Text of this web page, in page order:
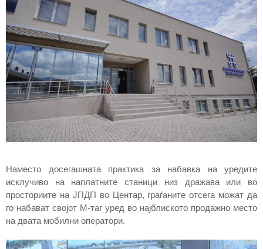
Наместо досегашната практика за набавка на уредите
исклучиво на наплатните станици низ дражава или во
просториите на ЈПДП во Центар, граѓаните отсега можат да
го набават својот М-таг уред во најблиското продажно место
на двата мобилни оператори.